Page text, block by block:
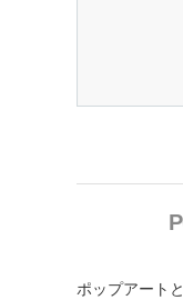
ポップアート